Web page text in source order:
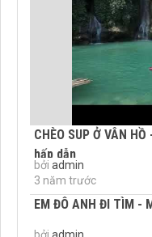
CHÈO SUP Ở VÂN
hấp dẫn
bởi admin
3 năm trước
EM ĐÔ ANH ĐI TÌM -
bởi admin